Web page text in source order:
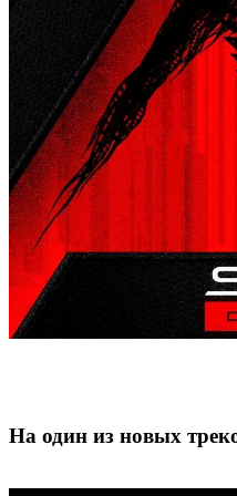
На один из новых